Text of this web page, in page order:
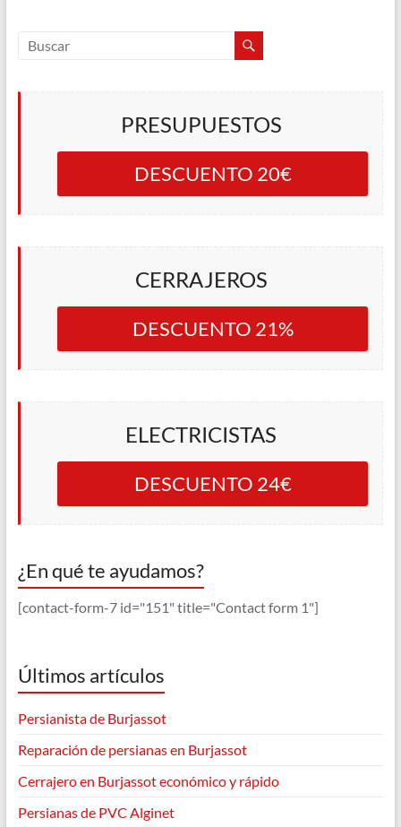
PRESUPUESTOS
DESCUENTO 20€
CERRAJEROS
DESCUENTO 21%
ELECTRICISTAS
DESCUENTO 24€
¿En qué te ayudamos?
[contact-form-7 id="151" title="Contact form 1"]
Últimos artículos
Persianista de Burjassot
Reparación de persianas en Burjassot
Cerrajero en Burjassot económico y rápido
Persianas de PVC Alginet